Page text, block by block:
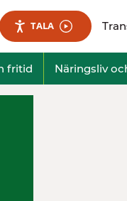
TALA
fritid Näringsliv